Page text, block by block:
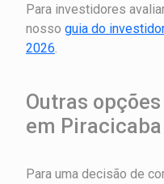
Para investidores
nosso guia do
2026.
Outras
em Piracicaba
Para uma decisão de